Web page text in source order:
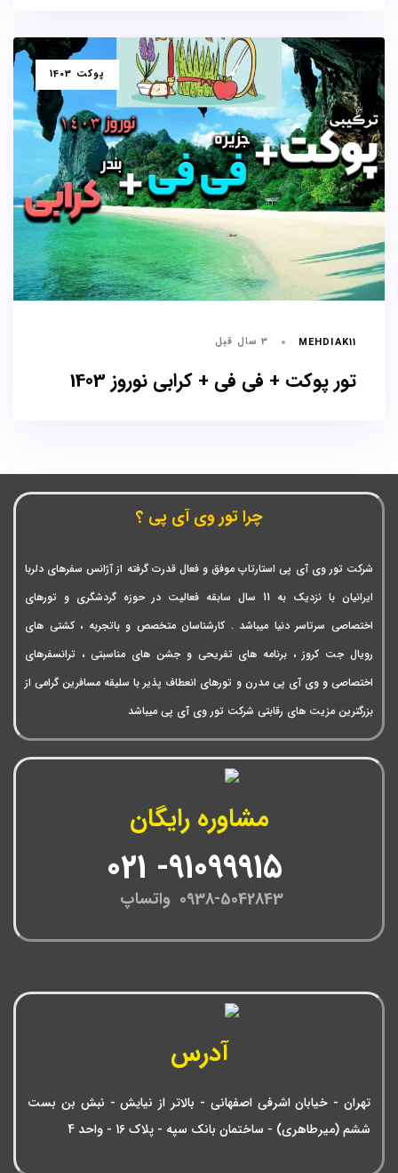
برچسب
پوکت 1403
MEHDIAK11 3 سال قبل
تور پوکت + فی فی + کرابی نوروز 1403
چرا تور وی آی پی ؟
شرکت تور وی آی پی استارتاپ موفق و فعال قدرت گرفته از آژانس سفرهای دلربا
ایرانیان با نزدیک به 11 سال سابقه فعالیت در حوزه گردشگری و تورهای
اختصاصی سرتاسر دنیا میباشد . کارشناسان متخصص و باتجربه ، کشتی های
رویال جت کروز ، برنامه های تفریحی و جشن های مناسبتی ، ترانسفرهای
اختصاصی و وی آی پی مدرن و تورهای انعطاف پذیر با سلیقه مسافرین گرامی از
بزرگترین مزیت های رقابتی شرکت تور وی آی پی میباشد
مشاوره رایگان
0938-5042843 واتساپ
آدرس
تهران - خیابان اشرفی اصفهانی - بالاتر از نیایش - نبش بن بست
ششم (میرطاهری) - ساختمان بانک سپه - پلاک 16 - واحد 4